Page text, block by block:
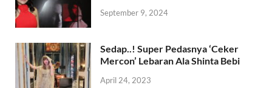
September 9, 2024
Sedap..! Super Pedasnya ‘Ceker
Mercon’ Lebaran Ala Shinta Bebi
April 24, 2023